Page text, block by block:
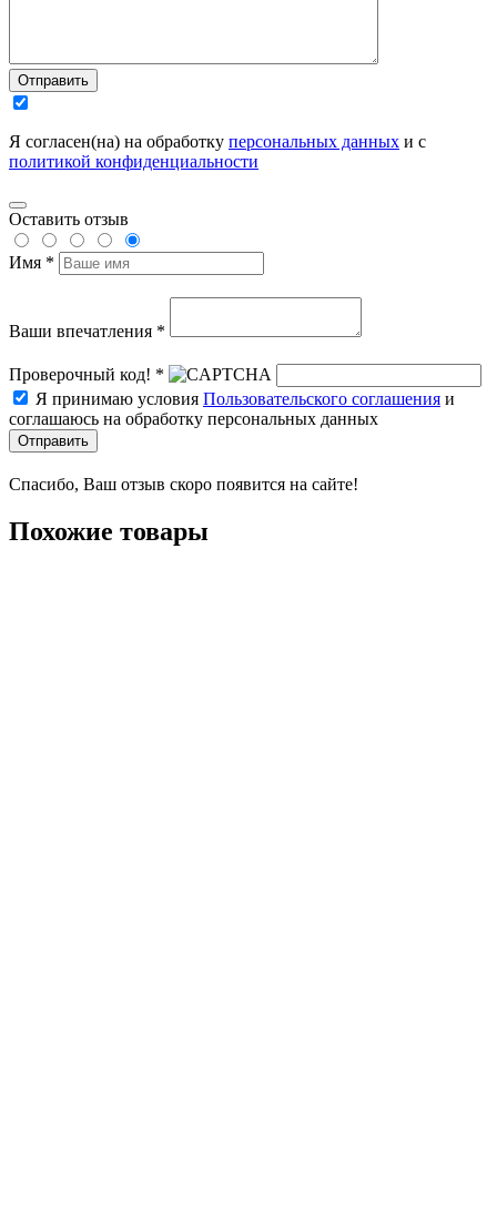
Отправить
Я согласен(на) на обработку персональных данных и с
политикой конфиденциальности
Оставить отзыв
Имя *
Ваши впечатления *
Проверочный код! *
Я принимаю условия Пользовательского соглашения и
соглашаюсь на обработку персональных данных
Отправить
Спасибо, Ваш отзыв скоро появится на сайте!
Похожие товары